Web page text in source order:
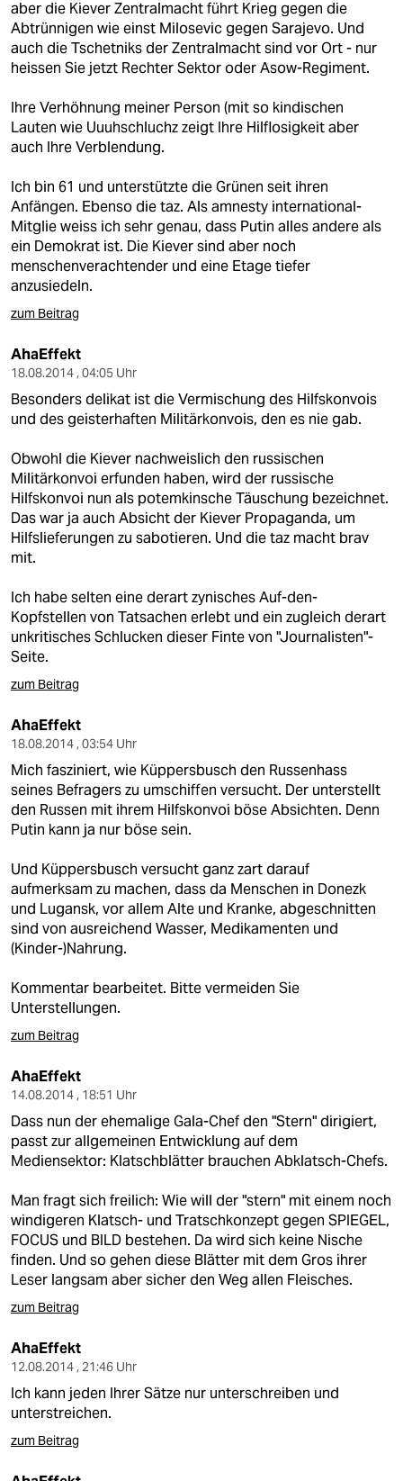
aber die Kiever Zentralmacht führt Krieg gegen die
Abtrünnigen wie einst Milosevic gegen Sarajevo. Und
auch die Tschetniks der Zentralmacht sind vor Ort - nur
heissen Sie jetzt Rechter Sektor oder Asow-Regiment.
Ihre Verhöhnung meiner Person (mit so kindischen
Lauten wie Uuuhschluchz zeigt Ihre Hilflosigkeit aber
auch Ihre Verblendung.
Ich bin 61 und unterstützte die Grünen seit ihren
Anfängen. Ebenso die taz. Als amnesty international-
Mitglie weiss ich sehr genau, dass Putin alles andere als
ein Demokrat ist. Die Kiever sind aber noch
menschenverachtender und eine Etage tiefer
anzusiedeln.
zum Beitrag
AhaEffekt
18.08.2014 , 04:05 Uhr
Besonders delikat ist die Vermischung des Hilfskonvois
und des geisterhaften Militärkonvois, den es nie gab.
Obwohl die Kiever nachweislich den russischen
Militärkonvoi erfunden haben, wird der russische
Hilfskonvoi nun als potemkinsche Täuschung bezeichnet.
Das war ja auch Absicht der Kiever Propaganda, um
Hilfslieferungen zu sabotieren. Und die taz macht brav
mit.
Ich habe selten eine derart zynisches Auf-den-
Kopfstellen von Tatsachen erlebt und ein zugleich derart
unkritisches Schlucken dieser Finte von "Journalisten"-
Seite.
zum Beitrag
AhaEffekt
18.08.2014 , 03:54 Uhr
Mich fasziniert, wie Küppersbusch den Russenhass
seines Befragers zu umschiffen versucht. Der unterstellt
den Russen mit ihrem Hilfskonvoi böse Absichten. Denn
Putin kann ja nur böse sein.
Und Küppersbusch versucht ganz zart darauf
aufmerksam zu machen, dass da Menschen in Donezk
und Lugansk, vor allem Alte und Kranke, abgeschnitten
sind von ausreichend Wasser, Medikamenten und
(Kinder-)Nahrung.
Kommentar bearbeitet. Bitte vermeiden Sie
Unterstellungen.
zum Beitrag
AhaEffekt
14.08.2014 , 18:51 Uhr
Dass nun der ehemalige Gala-Chef den "Stern" dirigiert,
passt zur allgemeinen Entwicklung auf dem
Mediensektor: Klatschblätter brauchen Abklatsch-Chefs.
Man fragt sich freilich: Wie will der "stern" mit einem noch
windigeren Klatsch- und Tratschkonzept gegen SPIEGEL,
FOCUS und BILD bestehen. Da wird sich keine Nische
finden. Und so gehen diese Blätter mit dem Gros ihrer
Leser langsam aber sicher den Weg allen Fleisches.
zum Beitrag
AhaEffekt
12.08.2014 , 21:46 Uhr
Ich kann jeden Ihrer Sätze nur unterschreiben und
unterstreichen.
zum Beitrag